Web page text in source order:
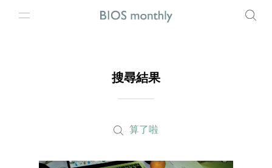
搜尋結果
算了啦